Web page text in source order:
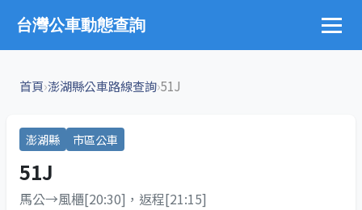
台灣公車動態查詢
首頁›澎湖縣公車路線查詢›51J
澎湖縣 市區公車
51J
馬公→風櫃[20:30]，返程[21:15]